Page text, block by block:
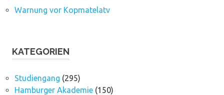
Warnung vor Kopmatelatv
KATEGORIEN
Studiengang (295)
Hamburger Akademie(150)